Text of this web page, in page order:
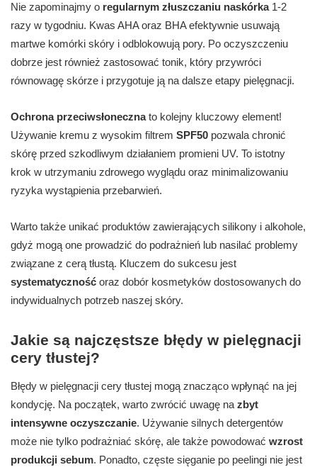
Nie zapominajmy o regularnym złuszczaniu naskórka1-2
razy w tygodniu. Kwas AHA oraz BHA efektywnie usuwają
martwe komórki skóry i odblokowują pory. Po oczyszczeniu
dobrze jest również zastosować tonik, który przywróci
równowagę skórze i przygotuje ją na dalsze etapy pielęgnacji.
Ochrona przeciwsłonecznato kolejny kluczowy element!
Używanie kremu z wysokim filtrem SPF50 pozwala chronić
skórę przed szkodliwym działaniem promieni UV. To istotny
krok w utrzymaniu zdrowego wyglądu oraz minimalizowaniu
ryzyka wystąpienia przebarwień.
Warto także unikać produktów zawierających silikony i alkohole,
gdyż mogą one prowadzić do podrażnień lub nasilać problemy
związane z cerą tłustą. Kluczem do sukcesu jest
systematyczność oraz dobór kosmetyków dostosowanych do
indywidualnych potrzeb naszej skóry.
Jakie są najczęstsze błędy w pielęgnacji
cery tłustej?
Błędy w pielęgnacji cery tłustej mogą znacząco wpłynąć na jej
kondycję. Na początek, warto zwrócić uwagę na zbyt
intensywne oczyszczanie. Używanie silnych detergentów
może nie tylko podrażniać skórę, ale także powodować wzrost
produkcji sebum. Ponadto, częste sięganie po peelingi nie jest